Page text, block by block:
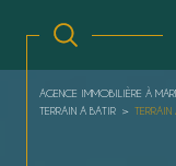
AGENCE IMMOBILIÈRE À
TERRAIN A BATIR
TERRAIN